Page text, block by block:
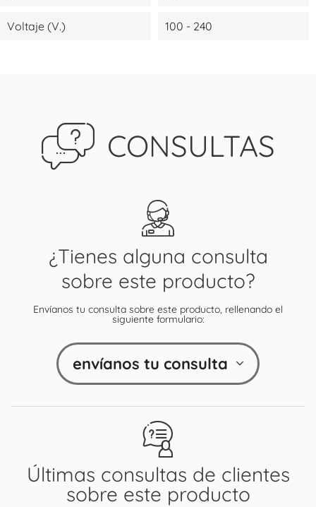
Voltaje (V.) 100 - 240
CONSULTAS
Últimas consultas de clientes
sobre este producto
¿Tienes alguna consulta
sobre este producto?
Envíanos tu consulta sobre este producto, rellenando el
siguiente formulario:
envíanos tu consulta